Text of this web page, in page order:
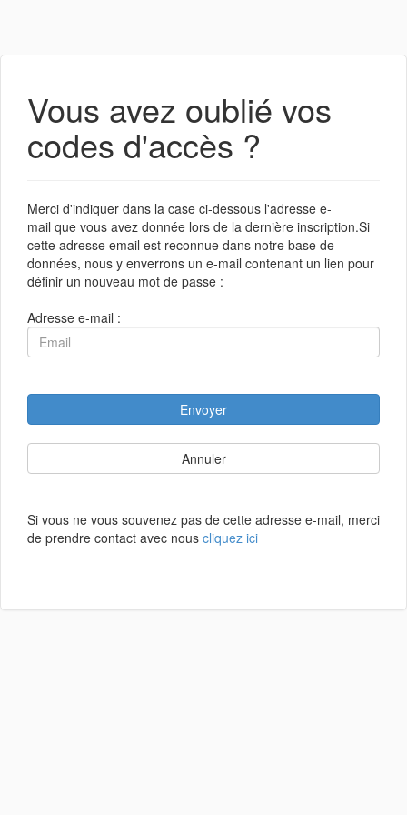
Vous avez oublié vos
codes d'accès ?
Merci d'indiquer dans la case ci-dessous l'adresse e-
mail que vous avez donnée lors de la dernière inscription.Si
cette adresse email est reconnue dans notre base de
données, nous y enverrons un e-mail contenant un lien pour
définir un nouveau mot de passe :
Adresse e-mail :
Envoyer
Annuler
Si vous ne vous souvenez pas de cette adresse e-mail, merci
de prendre contact avec nous cliquez ici